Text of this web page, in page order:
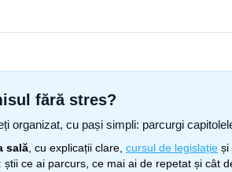
fără stres?
organizat, cu pași simpli: parcurgi
sală , cu explicații clare, cursul de legislație și
ce ai parcurs, ce mai ai de repetat și cât